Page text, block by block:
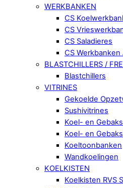
WERKBANKEN
CS
CS
CS Saladieres
CS
BLASTCHILLERS /
Blastchillers
VITRINES
Gekoelde
Sushivitrines
Koel- en
Koel- en
Koeltoonbanken
Wandkoelingen
KOELKISTEN
Koelkisten RVS